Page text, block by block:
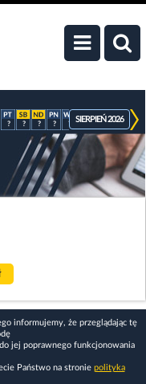
? ? ? ? ? ? ? ?
SIERPIEŃ 2026
informujemy, że przeglądając tę
jej poprawnego funkcjonowania
Państwo na stronie polityka